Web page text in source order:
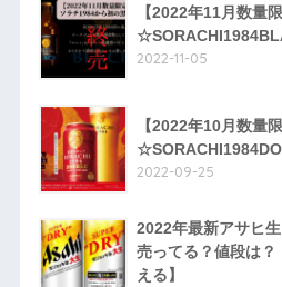
【2022年11月数量
2022-11-05
【2022年10月数量
2022-09-25
2022年最新アサヒ
売ってる？値段は
える】